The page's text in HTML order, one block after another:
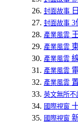
封面故事
封面故事 3
產業風雲
產業風雲
產業風雲
產業風雲
產業風雲
英文無所不
國際視窗
國際視窗